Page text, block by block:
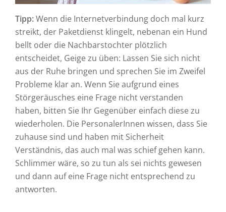
Tipp:Wenn die Internetverbindung doch mal kurz
streikt, der Paketdienst klingelt, nebenan ein Hund
bellt oder die Nachbarstochter plötzlich
entscheidet, Geige zu üben: Lassen Sie sich nicht
aus der Ruhe bringen und sprechen Sie im Zweifel
Probleme klar an. Wenn Sie aufgrund eines
Störgeräusches eine Frage nicht verstanden
haben, bitten Sie Ihr Gegenüber einfach diese zu
wiederholen. Die PersonalerInnen wissen, dass Sie
zuhause sind und haben mit Sicherheit
Verständnis, das auch mal was schief gehen kann.
Schlimmer wäre, so zu tun als sei nichts gewesen
und dann auf eine Frage nicht entsprechend zu
antworten.